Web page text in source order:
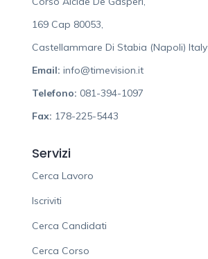
169 Cap 80053,
Castellammare Di Stabia (Napoli) Italy
Email: info@timevision.it
Telefono: 081-394-1097
Fax: 178-225-5443
Servizi
Cerca Lavoro
Iscriviti
Cerca Candidati
Cerca Corso